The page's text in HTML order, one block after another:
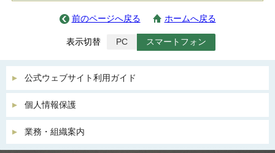
前のページへ戻る ホームへ戻る
表示切替 PC スマートフォン
公式ウェブサイト利用ガイド
個人情報保護
業務・組織案内